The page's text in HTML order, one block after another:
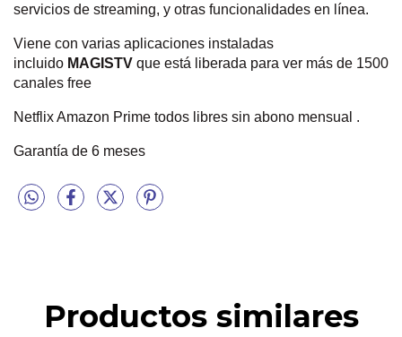
servicios de streaming, y otras funcionalidades en línea.
Viene con varias aplicaciones instaladas
incluido MAGISTV que está liberada para ver más de 1500
canales free
Netflix Amazon Prime todos libres sin abono mensual .
Garantía de 6 meses
Productos similares